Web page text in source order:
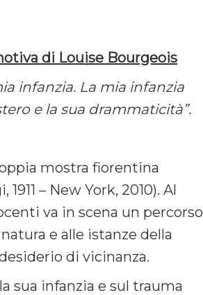
di Louise Bourgeois
infanzia. La mia infanzia
e la sua drammaticità”.
mostra fiorentina
– New York, 2010). Al
va in scena un percorso
e alle istanze della
di vicinanza.
sua infanzia e sul trauma